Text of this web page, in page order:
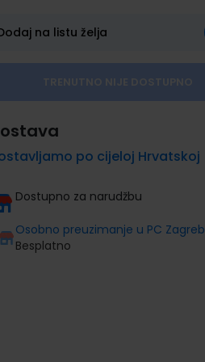
na listu želja
po cijeloj Hrvatskoj
Dostupno za narudžbu
Osobno preuzimanje u PC Zagreb
Besplatno